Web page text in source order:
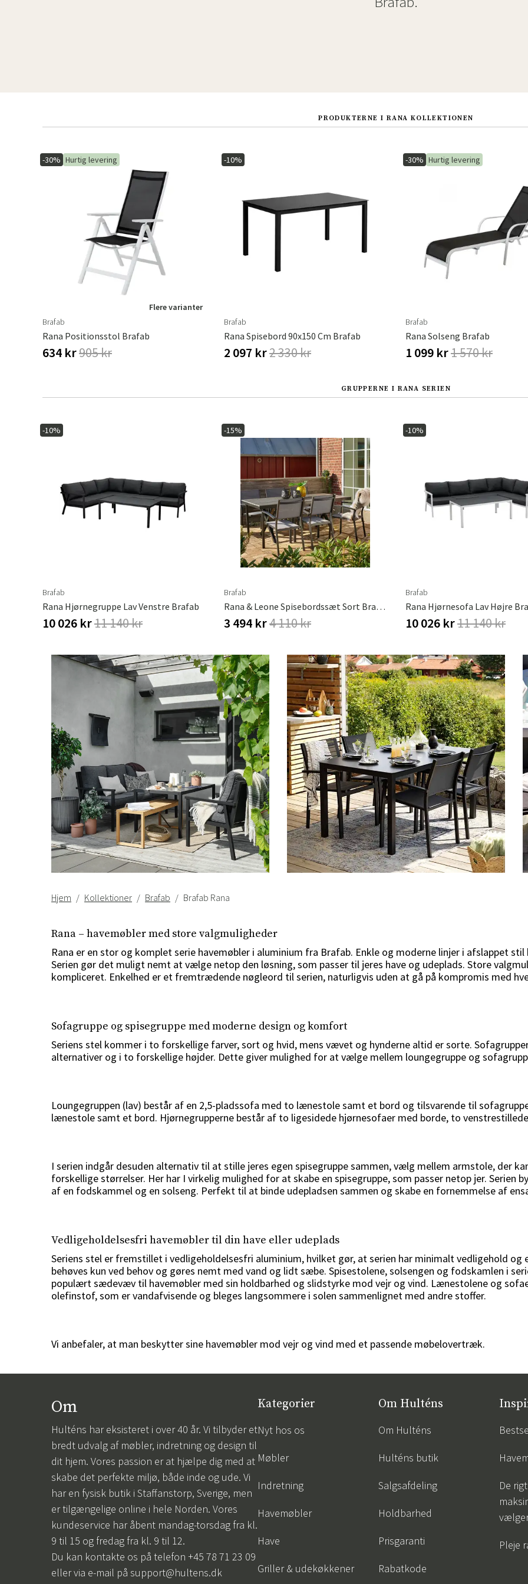
Sverige
Danmark
Norge
Suomi
PRODUKTERNE I RANA KOLLEKTIONEN
-30% Hurtig levering
Flere varianter
Brafab
Rana Positionsstol Brafab
634 kr905 kr
-10%
Brafab
Rana Spisebord 90x150 Cm Brafab
2 097 kr2 330 kr
-30% Hurtig levering
Brafab
Rana Solseng Brafab
1 099 kr1 570 kr
GRUPPERNE I RANA SERIEN
-10%
Brafab
Rana Hjørnegruppe Lav Venstre Brafab
10 026 kr11 140 kr
-15%
Brafab
Rana & Leone Spisebordssæt Sort Brafab
3 494 kr4 110 kr
-10%
Brafab
Rana Hjørnesofa Lav Højre
10 026 kr11 140 kr
Hjem Kollektioner Brafab Brafab Rana
Rana – havemøbler med store valgmuligheder
Rana er en stor og komplet serie havemøbler i aluminium fra Brafab. Enkle og moderne linjer i afslappet
Serien gør det muligt nemt at vælge netop den løsning, som passer til jeres have og udeplads. Store
kompliceret. Enkelhed er et fremtrædende nøgleord til serien, naturligvis uden at gå på kompromis med
Sofagruppe og spisegruppe med moderne design og komfort
Seriens stel kommer i to forskellige farver, sort og hvid, mens vævet og hynderne altid er sorte.
alternativer og i to forskellige højder. Dette giver mulighed for at vælge mellem loungegruppe og
Loungegruppen (lav) består af en 2,5-pladssofa med to lænestole samt et bord og tilsvarende til
lænestole samt et bord. Hjørnegrupperne består af to ligesidede hjørnesofaer med borde, to
I serien indgår desuden alternativ til at stille jeres egen spisegruppe sammen, vælg mellem armstole, der
forskellige størrelser. Her har I virkelig mulighed for at skabe en spisegruppe, som passer netop jer. Serien
af en fodskammel og en solseng. Perfekt til at binde udepladsen sammen og skabe en fornemmelse af
Vedligeholdelsesfri havemøbler til din have eller udeplads
Seriens stel er fremstillet i vedligeholdelsesfri aluminium, hvilket gør, at serien har minimalt vedligehold
behøves kun ved behov og gøres nemt med vand og lidt sæbe. Spisestolene, solsengen og fodskamlen i
populært sædevæv til havemøbler med sin holdbarhed og slidstyrke mod vejr og vind. Lænestolene og
olefinstof, som er vandafvisende og bleges langsommere i solen sammenlignet med andre stoffer.
Vi anbefaler, at man beskytter sine havemøbler mod vejr og vind med et passende møbelovertræk.
Om
Hulténs har eksisteret i over 40 år. Vi tilbyder et
bredt udvalg af møbler, indretning og design til
dit hjem. Vores passion er at hjælpe dig med at
skabe det perfekte miljø, både inde og ude. Vi
har en fysisk butik i Staffanstorp, Sverige, men
er tilgængelige online i hele Norden. Vores
kundeservice har åbent mandag-torsdag fra kl.
9 til 15 og fredag fra kl. 9 til 12.
Du kan kontakte os på telefon +45 78 71 23 09
eller via e-mail på support@hultens.dk
Kategorier
Nyt hos os
Møbler
Indretning
Havemøbler
Have
Griller & udekøkkener
Om Hulténs
Om Hulténs
Hulténs butik
Salgsafdeling
Holdbarhed
Prisgaranti
Rabatkode
De
Pleje